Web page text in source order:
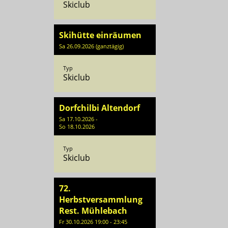
Skiclub
Skihütte einräumen
Sa 26.09.2026 (ganztägig)
Typ
Skiclub
Dorfchilbi Altendorf
Sa 17.10.2026 -
So 18.10.2026
Typ
Skiclub
72.
Herbstversammlung
Rest. Mühlebach
Fr 30.10.2026 19:00 - 23:45